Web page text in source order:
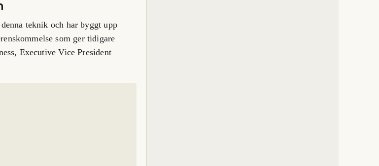
teknik och har byggt upp
som ger tidigare
Executive Vice President